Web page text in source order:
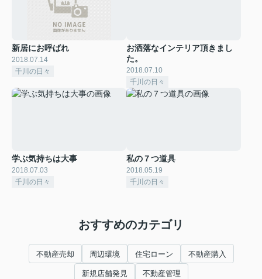
新居にお呼ばれ
2018.07.14
千川の日々
お洒落なインテリア頂きまし
た。
2018.07.10
千川の日々
学ぶ気持ちは大事
2018.07.03
千川の日々
私の７つ道具
2018.05.19
千川の日々
おすすめのカテゴリ
不動産売却 周辺環境 住宅ローン 不動産購入
新規店舗発見 不動産管理